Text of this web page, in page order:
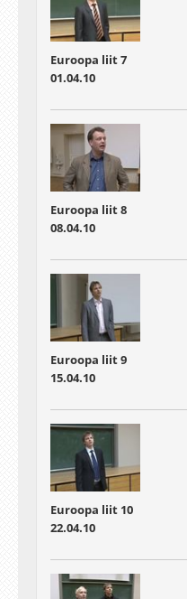
Euroopa liit 7
01.04.10
Euroopa liit 8
08.04.10
Euroopa liit 9
15.04.10
Euroopa liit 10
22.04.10